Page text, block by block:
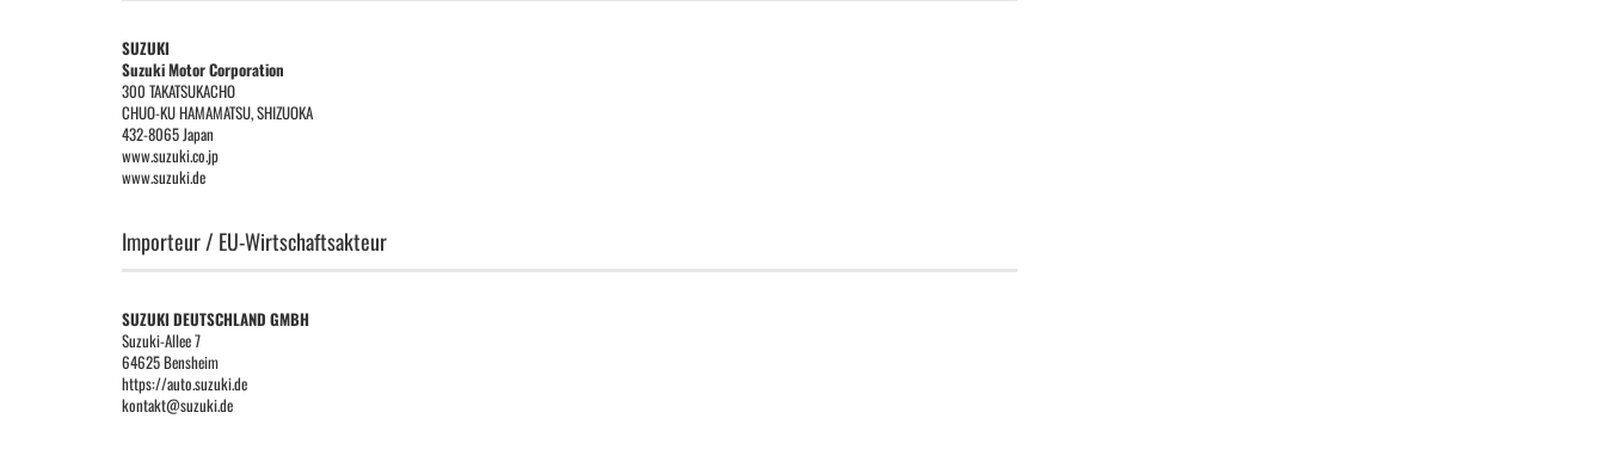
SUZUKI
Suzuki Motor Corporation
300 TAKATSUKACHO
CHUO-KU HAMAMATSU, SHIZUOKA
432-8065 Japan
www.suzuki.co.jp
www.suzuki.de
Importeur / EU-Wirtschaftsakteur
SUZUKI DEUTSCHLAND GMBH
Suzuki-Allee 7
64625 Bensheim
https://auto.suzuki.de
kontakt@suzuki.de